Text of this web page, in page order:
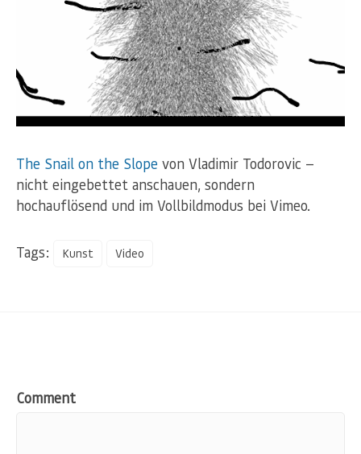
The Snail on the Slope von Vladimir Todorovic —
nicht eingebettet anschauen, sondern
hochauflösend und im Vollbildmodus bei Vimeo.
Tags: Kunst Video
Comment